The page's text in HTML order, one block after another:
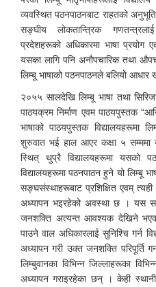
व्यवस्थित पठनपाठनबाट राहतको
सङ्घीय लोकतान्त्रिक
प्रदेशहरूको अधिकारमा भाषा
यसका लागि पनि अनौपचारिक तथा
लिम्बू भाषाको पठनपाठनले बलियोे आधार
२०५५ सालदेखि लिम्बू भाषा तथा
पाठयक्रम निर्माण एवम पाठयपुस्तक
भाषाको पाठयपुस्तक विद्यालयहरूमा
शुरुवात भई हाल आएर कक्षा ५ सम्ममा
स्थित् थुप्रै विद्यालयहरूमा यसको
विद्यालयहरूमा पठनपाठन हुने यो लिम्बू
सङ्घसंस्थाहरूबाट प्रशिक्षित एवम् त्यही
अध्यापन भइरहेको अवस्था छ । यस
जनशक्ति अत्यन्त आवश्यक देखिने
पाउने वाल अधिकारलाई सुनिश्चि गर्न
अध्यापन गरी उक्त जनशक्ति परिपूर्ति
लिम्बुवानका विभिन्न जिल्लाहरूका
अध्यापन गराइरहेका छन् । केही